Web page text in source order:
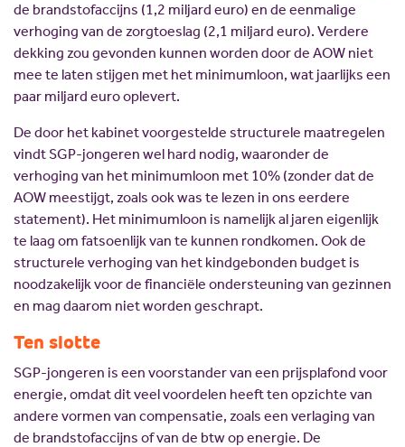
de brandstofaccijns (1,2 miljard euro) en de eenmalige
verhoging van de zorgtoeslag (2,1 miljard euro). Verdere
dekking zou gevonden kunnen worden door de AOW niet
mee te laten stijgen met het minimumloon, wat jaarlijks een
paar miljard euro oplevert.
De door het kabinet voorgestelde structurele maatregelen
vindt SGP-jongeren wel hard nodig, waaronder de
verhoging van het minimumloon met 10% (zonder dat de
AOW meestijgt, zoals ook was te lezen in ons eerdere
statement). Het minimumloon is namelijk al jaren eigenlijk
te laag om fatsoenlijk van te kunnen rondkomen. Ook de
structurele verhoging van het kindgebonden budget is
noodzakelijk voor de financiële ondersteuning van gezinnen
en mag daarom niet worden geschrapt.
Ten slotte
SGP-jongeren is een voorstander van een prijsplafond voor
energie, omdat dit veel voordelen heeft ten opzichte van
andere vormen van compensatie, zoals een verlaging van
de brandstofaccijns of van de btw op energie. De